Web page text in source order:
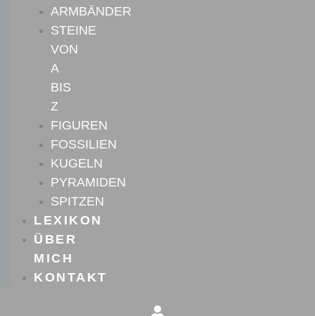
ARMBÄNDER
STEINE
VON
A
BIS
Z
FIGUREN
FOSSILIEN
KUGELN
PYRAMIDEN
SPITZEN
LEXIKON
ÜBER
MICH
KONTAKT